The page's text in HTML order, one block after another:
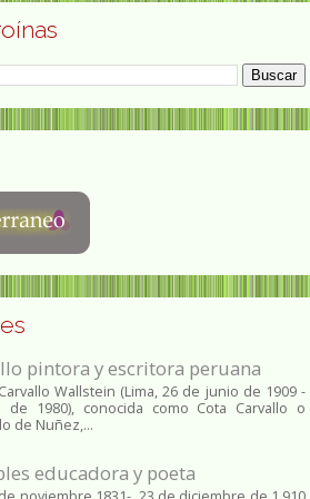
pintora y escritora peruana
Wallstein (Lima, 26 de junio de 1909 -
1980), conocida como Cota Carvallo o
de Nuñez,...
educadora y poeta